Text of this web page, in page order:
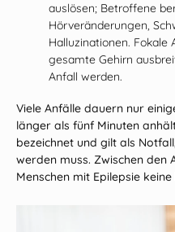
auslösen; Betroffene
Hörveränderungen,
Halluzinationen. Fokale
gesamte Gehirn
Anfall werden.
Viele Anfälle dauern nur
länger als fünf Minuten
bezeichnet und gilt als
werden muss. Zwischen den
Menschen mit Epilepsie